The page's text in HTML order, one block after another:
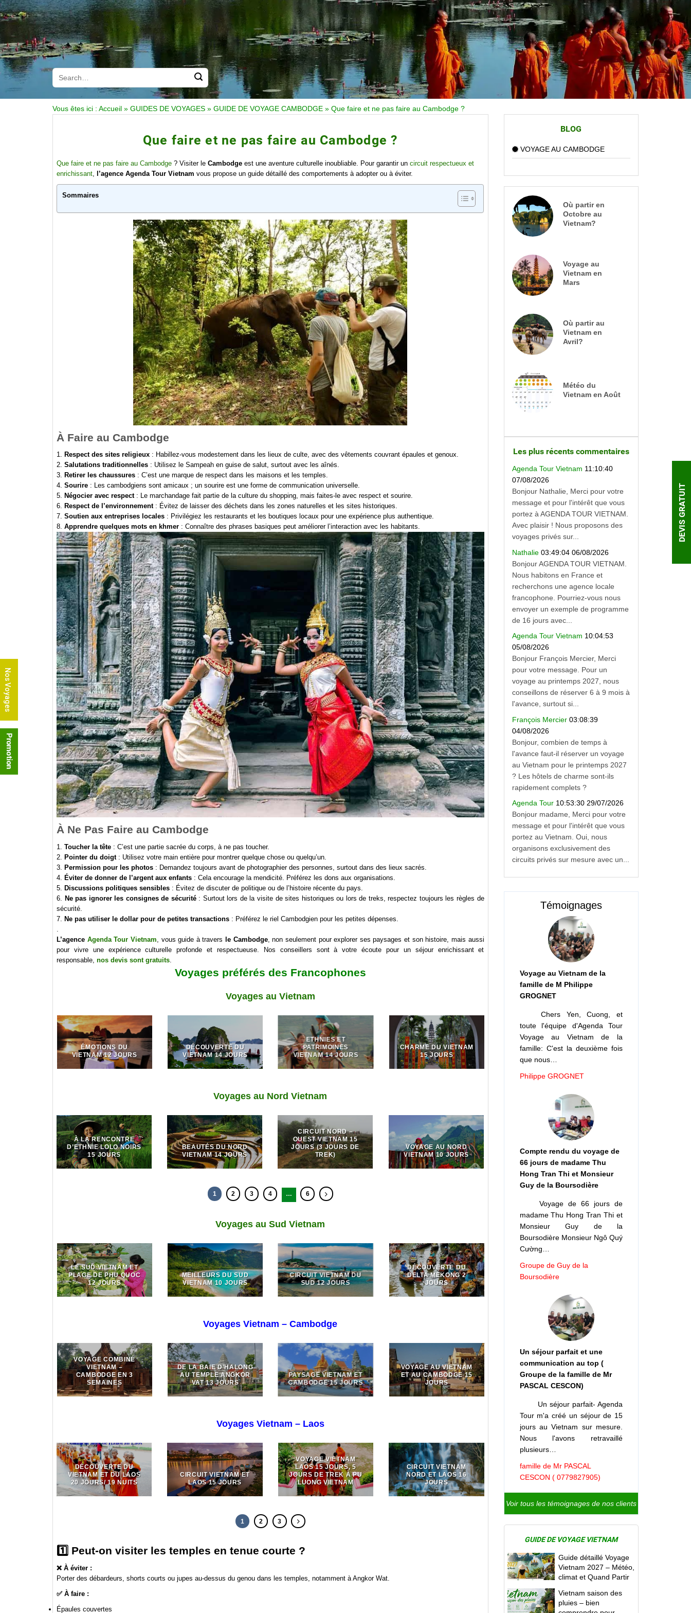
Vous êtes ici : Accueil » GUIDES DE VOYAGES » GUIDE DE VOYAGE CAMBODGE » Que faire et ne pas faire au Cambodge ?
Que faire et ne pas faire au Cambodge ?
Que faire et ne pas faire au Cambodge ? Visiter le Cambodge est une aventure culturelle inoubliable. Pour garantir un circuit respectueux et
enrichissant, l’agence Agenda Tour Vietnam vous propose un guide détaillé des comportements à adopter ou à éviter.
Sommaires
À Faire au Cambodge
1. Respect des sites religieux : Habillez-vous modestement dans les lieux de culte, avec des vêtements couvrant épaules et genoux.
2. Salutations traditionnelles : Utilisez le Sampeah en guise de salut, surtout avec les aînés.
3. Retirer les chaussures : C’est une marque de respect dans les maisons et les temples.
4. Sourire : Les cambodgiens sont amicaux ; un sourire est une forme de communication universelle.
5. Négocier avec respect: Le marchandage fait partie de la culture du shopping, mais faites-le avec respect et sourire.
6. Respect de l’environnement: Évitez de laisser des déchets dans les zones naturelles et les sites historiques.
7. Soutien aux entreprises locales : Privilégiez les restaurants et les boutiques locaux pour une expérience plus authentique.
8. Apprendre quelques mots en khmer : Connaître des phrases basiques peut améliorer l’interaction avec les habitants.
À Ne Pas Faire au Cambodge
1. Toucher la tête : C’est une partie sacrée du corps, à ne pas toucher.
2.
Pointer du doigt: Utilisez votre main entière pour montrer quelque chose ou quelqu’un.
3.
Permission pour les photos : Demandez toujours avant de photographier des personnes, surtout dans des lieux sacrés.
4.
Éviter de donner de l’argent aux enfants : Cela encourage la mendicité. Préférez les dons aux organisations.
5.
Discussions politiques sensibles : Évitez de discuter de politique ou de l’histoire récente du pays.
6.
Ne pas ignorer les consignes de sécurité: Surtout lors de la visite de sites historiques ou lors de treks, respectez toujours les règles de
sécurité.
7.
Ne pas utiliser le dollar pour de petites transactions : Préférez le riel Cambodgien pour les petites dépenses.
L’agence Agenda Tour Vietnam , vous guide à travers le Cambodge, non seulement pour explorer ses paysages et son histoire, mais aussi
pour vivre une expérience culturelle profonde et respectueuse. Nos conseillers sont à votre écoute pour un séjour enrichissant et
responsable, nos devis sont gratuits
Voyages préférés des Francophones
Voyages au Vietnam
ÉMOTIONS DU
VIETNAM 12 JOURS
DÉCOUVERTE DU
VIETNAM 14 JOURS
ETHNIES ET
PATRIMOINES
VIETNAM 14 JOURS
CHARME DU VIETNAM
15 JOURS
Voyages au Nord Vietnam
À LA RENCONTRE
D’ETHNIE LOLO NOIRS
15 JOURS
BEAUTÉS DU NORD
VIETNAM 14 JOURS
CIRCUIT NORD –
OUEST VIETNAM 15
JOURS (3 JOURS DE
TREK)
VOYAGE AU NORD
VIETNAM 10 JOURS
1 2 3 4 … 6
Voyages au Sud Vietnam
LE SUD VIETNAM ET
PLAGE DE PHU QUOC
12 JOURS
MEILLEURS DU SUD
VIETNAM 10 JOURS
CIRCUIT VIETNAM DU
SUD 12 JOURS
DÉCOUVERTE DU
DELTA MEKONG 2
JOURS
Voyages Vietnam – Cambodge
VOYAGE COMBINÉ
VIETNAM –
CAMBODGE EN 3
SEMAINES
DE LA BAIE D’HALONG
AU TEMPLE ANGKOR
VAT 13 JOURS
PAYSAGE VIETNAM ET
CAMBODGE 15 JOURS
VOYAGE AU VIETNAM
ET AU CAMBODGE 15
JOURS
Voyages Vietnam – Laos
DÉCOUVERTE DU
VIETNAM ET DU LAOS
20 JOURS/ 19 NUITS
CIRCUIT VIETNAM ET
LAOS 15 JOURS
VOYAGE VIETNAM
LAOS 15 JOURS, 5
JOURS DE TREK À PU
LUONG VIETNAM
CIRCUIT VIETNAM
NORD ET LAOS 16
JOURS
1 2 3
1️⃣ Peut-on visiter les temples en tenue courte ?
❌ À éviter :
Porter des débardeurs, shorts courts ou jupes au-dessus du genou dans les temples, notamment à Angkor Wat
✅ À faire :
Épaules couvertes
BLOG
VOYAGE AU CAMBODGE
Où partir en
Octobre au
Vietnam?
Voyage au
Vietnam en
Mars
Où partir au
Vietnam en
Avril?
Météo du
Vietnam en Août
Les plus récents commentaires
Agenda Tour Vietnam 11:10:40
07/08/2026
Bonjour Nathalie, Merci pour votre
message et pour l'intérêt que vous
portez à AGENDA TOUR VIETNAM.
Avec plaisir ! Nous proposons des
voyages privés sur...
Nathalie 03:49:04 06/08/2026
Bonjour AGENDA TOUR VIETNAM.
Nous habitons en France et
recherchons une agence locale
francophone. Pourriez-vous nous
envoyer un exemple de programme
de 16 jours avec...
Agenda Tour Vietnam 10:04:53
05/08/2026
Bonjour François Mercier, Merci
pour votre message. Pour un
voyage au printemps 2027, nous
conseillons de réserver 6 à 9 mois à
l'avance, surtout si...
François Mercier 03:08:39
04/08/2026
Bonjour, combien de temps à
l'avance faut-il réserver un voyage
au Vietnam pour le printemps 2027
? Les hôtels de charme sont-ils
rapidement complets ?
Agenda Tour 10:53:30 29/07/2026
Bonjour madame, Merci pour votre
message et pour l'intérêt que vous
portez au Vietnam. Oui, nous
organisons exclusivement des
circuits privés sur mesure avec un...
Témoignages
Voyage au Vietnam de la
famille de M Philippe
GROGNET
Chers Yen, Cuong, et
toute l'équipe d'Agenda Tour
Voyage au Vietnam de la
famille: C'est la deuxième fois
que nous…
Philippe GROGNET
Compte rendu du voyage de
66 jours de madame Thu
Hong Tran Thi et Monsieur
Guy de la Boursodière
Voyage de 66 jours de
madame Thu Hong Tran Thi et
Monsieur Guy de la
Boursodière Monsieur Ngô Quý
Cường…
Groupe de Guy de la
Boursodière
Un séjour parfait et une
communication au top (
Groupe de la famille de Mr
PASCAL CESCON)
Un séjour parfait- Agenda
Tour m'a créé un séjour de 15
jours au Vietnam sur mesure.
Nous l'avons retravaillé
plusieurs…
famille de Mr PASCAL
CESCON ( 0779827905)
Voir tous les témoignages de nos clients
GUIDE DE VOYAGE VIETNAM
Guide détaillé Voyage
Vietnam 2027 – Météo,
climat et Quand Partir
Vietnam saison des
pluies – bien
DEVIS GRATUIT
Nos Voyages